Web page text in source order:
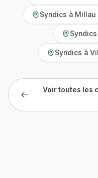
Syndics à Millau
Syndics à
Voir toutes les